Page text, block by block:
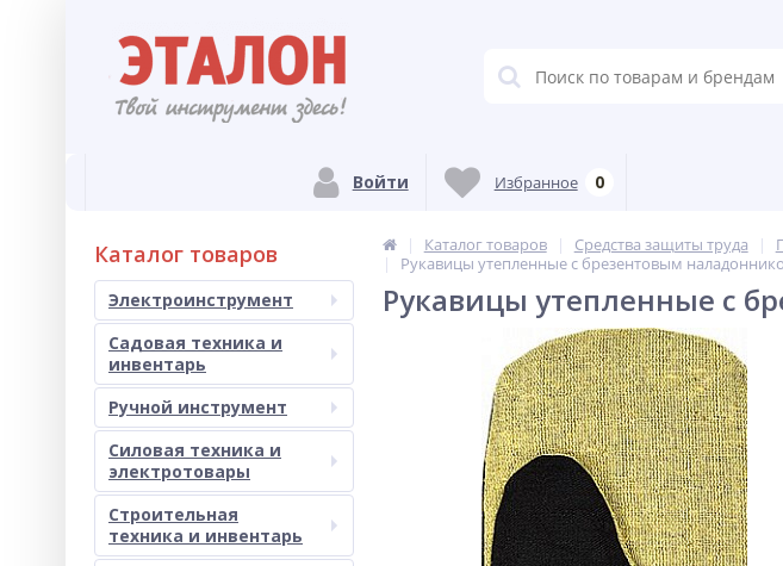
Войти Избранное 0
Каталог товаров
Электроинструмент
Садовая техника и
инвентарь
Ручной инструмент
Силовая техника и
электротовары
Строительная
техника и инвентарь
Каталог товаров Средства защиты труда
Рукавицы утепленные с брезентовым
Рукавицы утепленные с